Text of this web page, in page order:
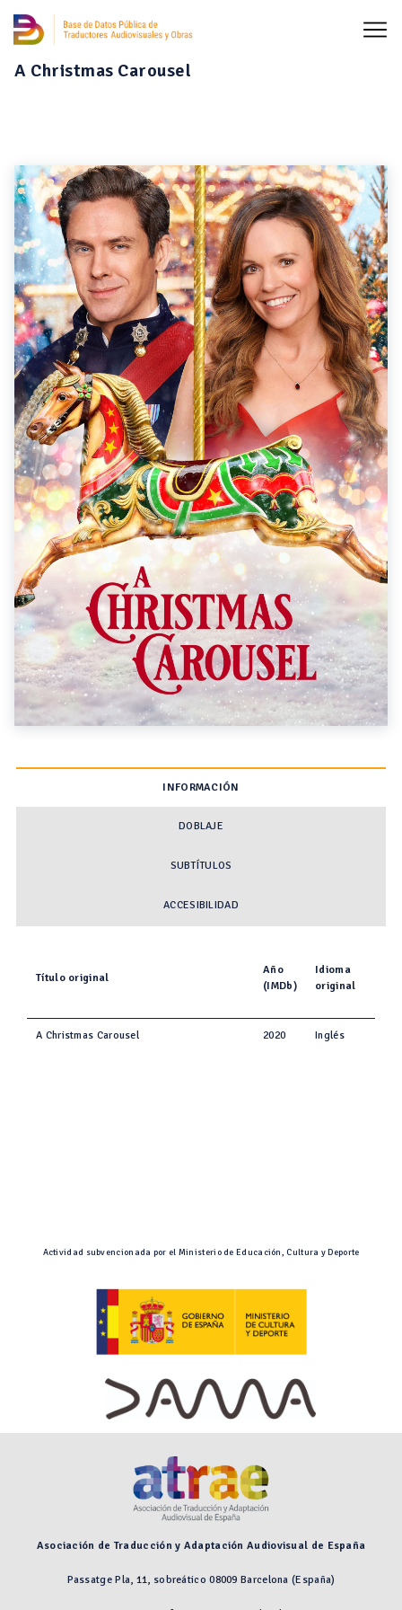
A Christmas Carousel
INFORMACIÓN
DOBLAJE
SUBTÍTULOS
ACCESIBILIDAD
Título original
Año
(IMDb)
Idioma
original
A Christmas Carousel 2020 Inglés
Actividad subvencionada por el Ministerio de Educación, Cultura y Deporte
Asociación de Traducción y Adaptación Audiovisual de España
Passatge Pla, 11, sobreático 08009 Barcelona (España)